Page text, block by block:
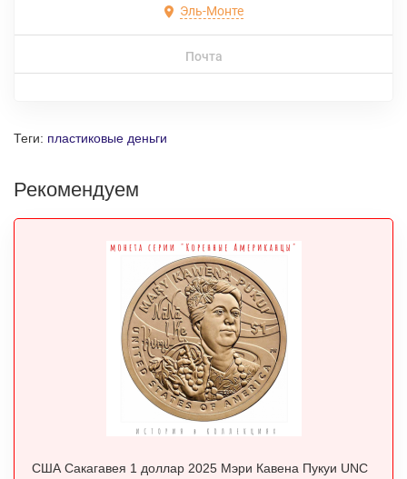
Эль-Монте
Почта
Теги: пластиковые деньги
Рекомендуем
США Сакагавея 1 доллар 2025 Мэри Кавена Пукуи UNC